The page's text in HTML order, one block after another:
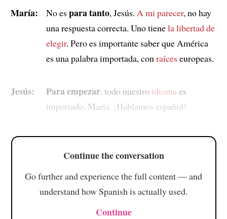
María: No espara tanto, Jesús. A mi parecer, no hay
una respuesta correcta. Uno tienela libertad de
elegir. Pero es importante saber que América
es una palabra importada, con raíceseuropeas.
Jesús: Para empezar, todo nuestro idioma es
importado, María. ¡Hablamos español!
Continue the conversation
Go further and experience the full content — and
understand how Spanish is actually used.
Continue